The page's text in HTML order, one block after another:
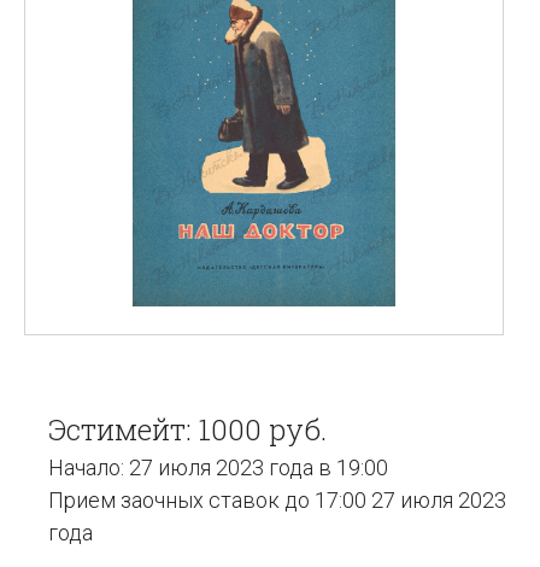
Эстимейт: 1000 руб.
Начало: 27 июля 2023 года в 19:00
Прием заочных ставок до 17:00 27 июля 2023
года